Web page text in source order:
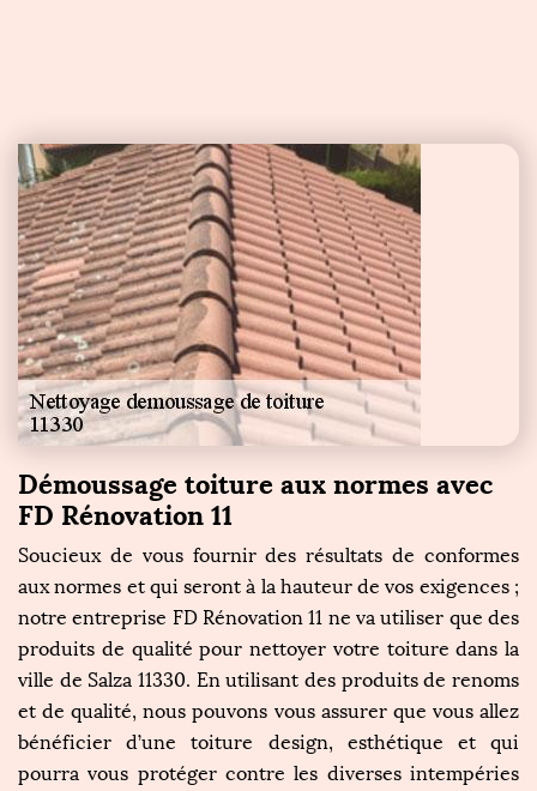
Démoussage toiture aux normes avec
FD Rénovation 11
Soucieux de vous fournir des résultats de conformes
aux normes et qui seront à la hauteur de vos exigences ;
notre entreprise FD Rénovation 11 ne va utiliser que des
produits de qualité pour nettoyer votre toiture dans la
ville de Salza 11330. En utilisant des produits de renoms
et de qualité, nous pouvons vous assurer que vous allez
bénéficier d’une toiture design, esthétique et qui
pourra vous protéger contre les diverses intempéries